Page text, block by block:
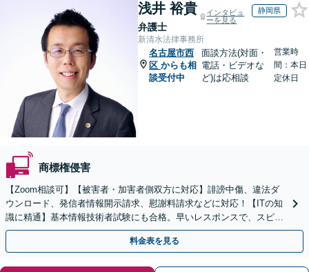
浅井 裕貴
弁護士
インタビュ
ーを見る
静岡県
新清水法律事務所
名古屋市西
区 からも相
談受付中
面談方法(対面・
電話・ビデオな
ど)は応相談
営業時
間：本日
定休日
商標権侵害
【Zoom相談可】【被害者・加害者側双方に対応】誹謗中傷、違法ダ
ウンロード、発信者情報開示請求、慰謝料請求などに対応！【ITの知
識に精通】基本情報技術者試験にも合格。早いレスポンスで、スピー
ド感を持って対応します。【Torrentの相談◎】
料金表を見る